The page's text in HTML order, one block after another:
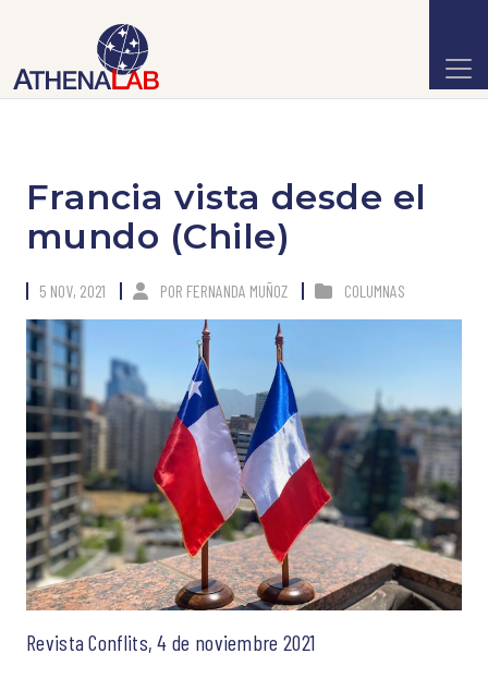
Francia vista desde el
mundo (Chile)
5 NOV, 2021 POR FERNANDA MUÑOZ COLUMNAS
Revista Conflits, 4 de noviembre 2021